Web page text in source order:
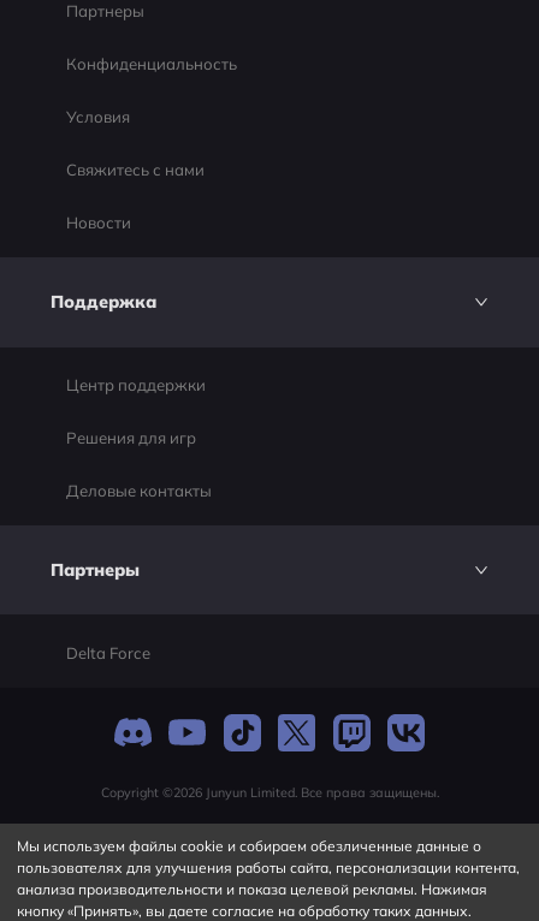
Партнеры
Конфиденциальность
Условия
Свяжитесь с нами
Новости
Поддержка
Центр поддержки
Решения для игр
Деловые контакты
Партнеры
Delta Force
Copyright ©2026 Junyun Limited. Все права защищены.
Мы используем файлы cookie и собираем обезличенные данные о
пользователях для улучшения работы сайта, персонализации контента,
анализа производительности и показа целевой рекламы. Нажимая
кнопку «Принять», вы даете согласие на обработку таких данных.